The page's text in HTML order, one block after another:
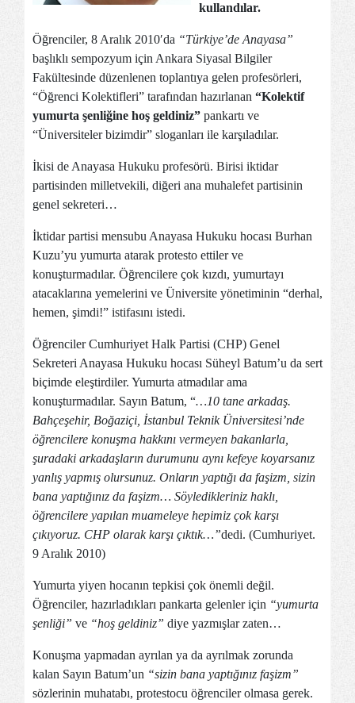
kullandılar.
Öğrenciler, 8 Aralık 2010′da “Türkiye’de Anayasa”
başlıklı sempozyum için Ankara Siyasal Bilgiler
Fakültesinde düzenlenen toplantıya gelen profesörleri,
“Öğrenci Kolektifleri” tarafından hazırlanan “Kolektif
yumurta şenliğine hoş geldiniz” pankartı ve
“Üniversiteler bizimdir” sloganları ile karşıladılar.
İkisi de Anayasa Hukuku profesörü. Birisi iktidar
partisinden milletvekili, diğeri ana muhalefet partisinin
genel sekreteri…
İktidar partisi mensubu Anayasa Hukuku hocası Burhan
Kuzu’yu yumurta atarak protesto ettiler ve
konuşturmadılar. Öğrencilere çok kızdı, yumurtayı
atacaklarına yemelerini ve Üniversite yönetiminin “derhal,
hemen, şimdi!” istifasını istedi.
Öğrenciler Cumhuriyet Halk Partisi (CHP) Genel
Sekreteri Anayasa Hukuku hocası Süheyl Batum’u da sert
biçimde eleştirdiler. Yumurta atmadılar ama
konuşturmadılar. Sayın Batum, “…10 tane arkadaş.
Bahçeşehir, Boğaziçi, İstanbul Teknik Üniversitesi’nde
öğrencilere konuşma hakkını vermeyen bakanlarla,
şuradaki arkadaşların durumunu aynı kefeye koyarsanız
yanlış yapmış olursunuz. Onların yaptığı da faşizm, sizin
bana yaptığınız da faşizm… Söyledikleriniz haklı,
öğrencilere yapılan muameleye hepimiz çok karşı
çıkıyoruz. CHP olarak karşı çıktık…”dedi. (Cumhuriyet.
9 Aralık 2010)
Yumurta yiyen hocanın tepkisi çok önemli değil.
Öğrenciler, hazırladıkları pankarta gelenler için “yumurta
şenliği” ve “hoş geldiniz” diye yazmışlar zaten…
Konuşma yapmadan ayrılan ya da ayrılmak zorunda
kalan Sayın Batum’un “sizin bana yaptığınız faşizm”
sözlerinin muhatabı, protestocu öğrenciler olmasa gerek.